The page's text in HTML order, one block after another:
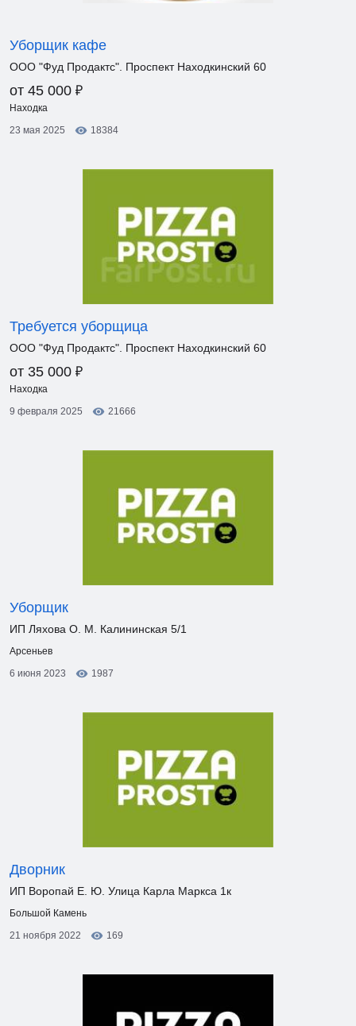
Уборщик кафе
ООО "Фуд Продактс". Проспект Находкинский 60
от 45 000 ₽
Находка
23 мая 2025
18384
Требуется уборщица
ООО "Фуд Продактс". Проспект Находкинский 60
от 35 000 ₽
Находка
9 февраля 2025
21666
Уборщик
ИП Ляхова О. М. Калининская 5/1
Арсеньев
6 июня 2023
1987
Дворник
ИП Воропай Е. Ю. Улица Карла Маркса 1к
Большой Камень
21 ноября 2022
169